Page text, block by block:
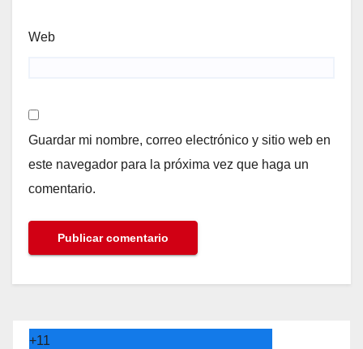
Web
Guardar mi nombre, correo electrónico y sitio web en
este navegador para la próxima vez que haga un
comentario.
+11